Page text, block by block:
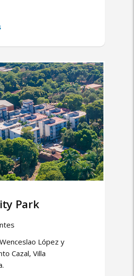
Park
Wenceslao López y
Cazal, Villa